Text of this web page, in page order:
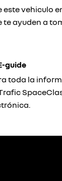
vehiculo
te ayuden a
guide
toda la